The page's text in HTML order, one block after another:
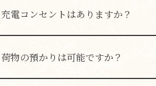
充電コンセントはありますか？
お席に充電コンセントはございま
荷物の預かりは可能ですか？